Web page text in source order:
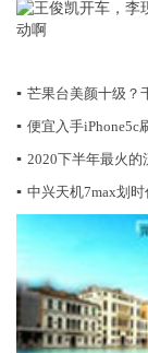
▪ 芒果台美颜十级？
▪ 便宜入手iPhone5c
▪ 2020下半年最火
▪ 中兴天机7max划